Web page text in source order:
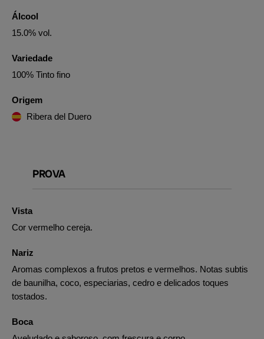
Álcool
15.0% vol.
Variedade
100% Tinto fino
Origem
Ribera del Duero
PROVA
Vista
Cor vermelho cereja.
Nariz
Aromas complexos a frutos pretos e vermelhos. Notas subtis
de baunilha, coco, especiarias, cedro e delicados toques
tostados.
Boca